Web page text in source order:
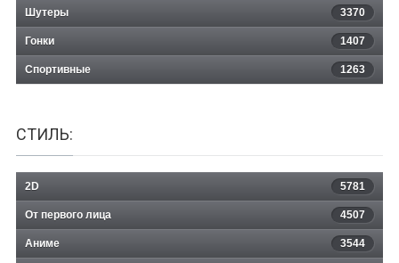
Шутеры 3370
Гонки 1407
Спортивные 1263
СТИЛЬ:
2D 5781
От первого лица 4507
Аниме 3544